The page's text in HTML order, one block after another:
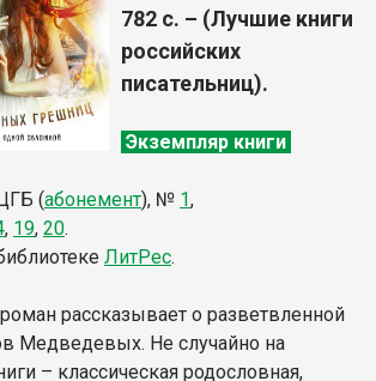
782 с. – (Лучшие книги
российских
писательниц).
Экземпляр книги
(абонемент), № 1,
, 19, 20.
ЛитРес.
рассказывает о разветвленной
Медведевых. Не случайно на
– классическая родословная,